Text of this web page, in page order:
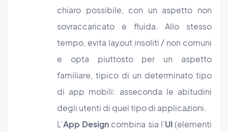
chiaro possibile, con un aspetto non
sovraccaricato e fluida. Allo stesso
tempo, evita layout insoliti / non comuni
e opta piuttostoper un aspetto
familiare, tipico di un determinato tipo
di app mobili: asseconda le abitudini
degli utenti di quel tipo di applicazioni.
L'App Design combina sia l'UI(elementi